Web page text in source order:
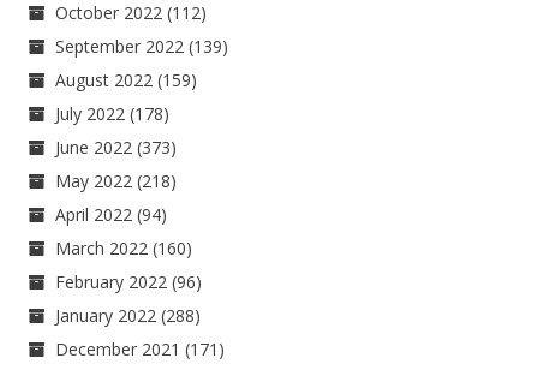
October 2022 (112)
September 2022 (139)
August 2022 (159)
July 2022 (178)
June 2022 (373)
May 2022 (218)
April 2022 (94)
March 2022 (160)
February 2022 (96)
January 2022 (288)
December 2021 (171)